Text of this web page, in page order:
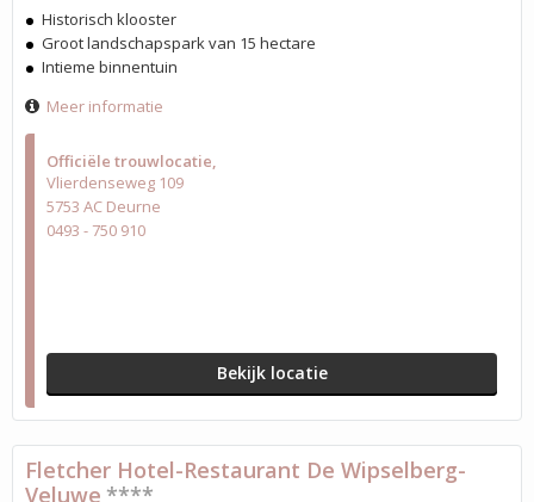
Officiële trouwlocatie
Vlierdenseweg 109
5753 AC Deurne
0493 - 750 910
Bekijk locatie
Historisch klooster
Groot landschapspark van 15 hectare
Intieme binnentuin
Meer informatie
Fletcher Hotel-Restaurant De Wipselberg-
Veluwe ****